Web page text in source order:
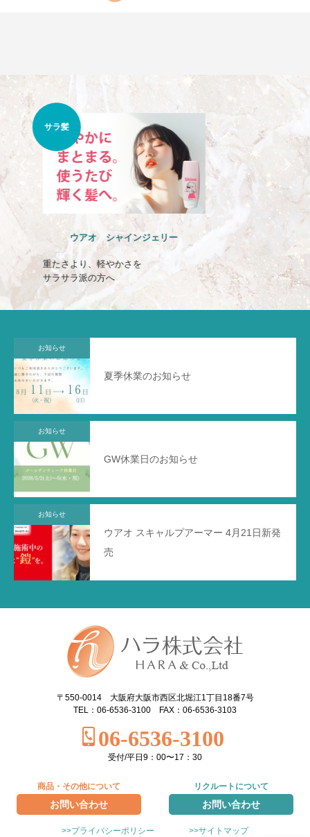
うねり
ウアオ のばしチャオ ミルク
晴れの日も雨の日も
一日まとまる髪へ
お知らせ
夏季休業のお知らせ
お知らせ
GW休業日のお知らせ
お知らせ
ウアオ スキャルプアーマー 4月21日新発
売
〒550-0014 大阪府大阪市西区北堀江1丁目18番7号
TEL：06-6536-3100 FAX：06-6536-3103
06-6536-3100
受付/平日9：00〜17：30
商品・その他について
お問い合わせ
リクルートについて
お問い合わせ
>>プライバシーポリシー >>サイトマップ